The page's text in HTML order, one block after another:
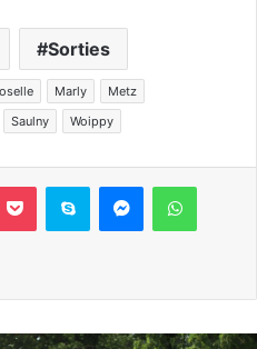
Sorties
Marly
Metz
Saulny Woippy
Pocket Skype Messenger